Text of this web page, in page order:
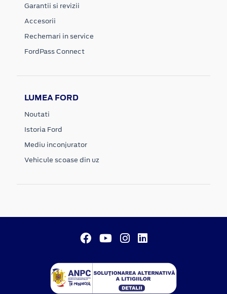
Garantii si revizii
Accesorii
Rechemari in service
FordPass Connect
LUMEA FORD
Noutati
Istoria Ford
Mediu inconjurator
Vehicule scoase din uz